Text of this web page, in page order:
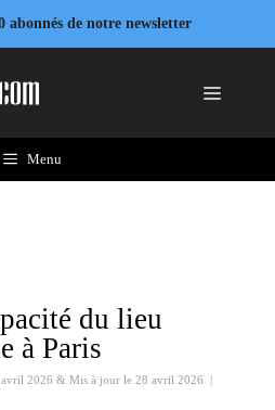
abonnés de notre newsletter
Menu
Menu
du lieu
à Paris
2026 & Mis à jour le 28 avril 2026 |